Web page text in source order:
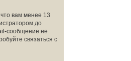
вам менее 13
до
сообщение не
связаться с